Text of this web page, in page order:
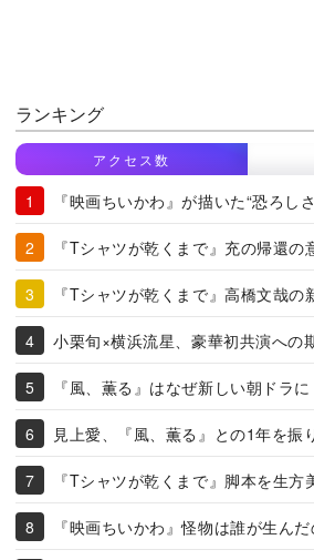
ランキング
アクセス数
『映画ちいかわ』が描いた“恐ろし
『Tシャツが乾くまで』充の帰還の
『Tシャツが乾くまで』高橋文哉の
小栗旬×横浜流星、豪華初共演への
『風、薫る』はなぜ新しい朝ドラに
見上愛、『風、薫る』との1年を振
『Tシャツが乾くまで』脚本を生方
『映画ちいかわ』怪物は誰が生ん